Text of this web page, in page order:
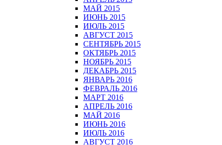
МАЙ 2015
ИЮНЬ 2015
ИЮЛЬ 2015
АВГУСТ 2015
СЕНТЯБРЬ 2015
ОКТЯБРЬ 2015
НОЯБРЬ 2015
ДЕКАБРЬ 2015
ЯНВАРЬ 2016
ФЕВРАЛЬ 2016
МАРТ 2016
АПРЕЛЬ 2016
МАЙ 2016
ИЮНЬ 2016
ИЮЛЬ 2016
АВГУСТ 2016